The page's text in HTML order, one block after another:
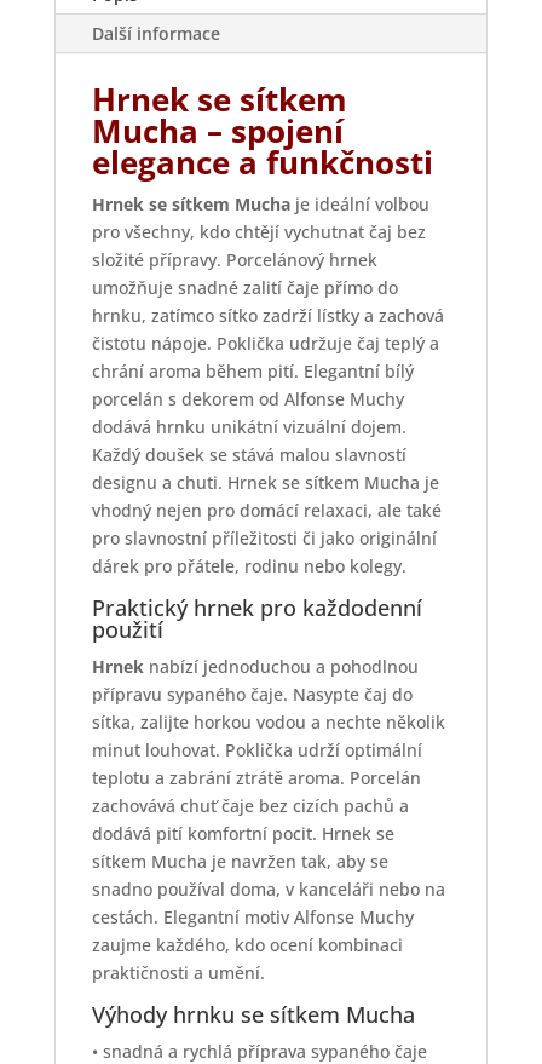
Další informace
Hrnek se sítkem
Mucha – spojení
elegance a funkčnosti
Hrnek se sítkem Muchaje ideální volbou
pro všechny, kdo chtějí vychutnat čaj bez
složité přípravy. Porcelánový hrnek
umožňuje snadné zalití čaje přímo do
hrnku, zatímco sítko zadrží lístky a zachová
čistotu nápoje. Poklička udržuje čaj teplý a
chrání aroma během pití. Elegantní bílý
porcelán s dekorem od Alfonse Muchy
dodává hrnku unikátní vizuální dojem.
Každý doušek se stává malou slavností
designu a chuti. Hrnek se sítkem Mucha je
vhodný nejen pro domácí relaxaci, ale také
pro slavnostní příležitosti či jako originální
dárek pro přátele, rodinu nebo kolegy.
Praktický hrnek pro každodenní
použití
Hrnek nabízí jednoduchou a pohodlnou
přípravu sypaného čaje. Nasypte čaj do
sítka, zalijte horkou vodou a nechte několik
minut louhovat. Poklička udrží optimální
teplotu a zabrání ztrátě aroma. Porcelán
zachovává chuť čaje bez cizích pachů a
dodává pití komfortní pocit. Hrnek se
sítkem Mucha je navržen tak, aby se
snadno používal doma, v kanceláři nebo na
cestách. Elegantní motiv Alfonse Muchy
zaujme každého, kdo ocení kombinaci
praktičnosti a umění.
Výhody hrnku se sítkem Mucha
• snadná a rychlá příprava sypaného čaje